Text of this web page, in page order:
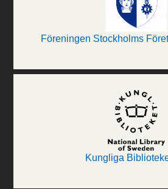
Föreningen Stockholms
Kungliga